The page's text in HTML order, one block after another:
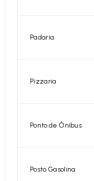
Padaria
Pizzaria
Ponto de Ônibus
Posto Gasolina